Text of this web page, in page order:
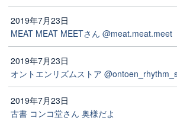
2019年7月23日
MEAT MEAT MEETさん @meat.meat.meet
2019年7月23日
オントエンリズムストア
2019年7月23日
古書 コンコ堂さん 奥様だよ